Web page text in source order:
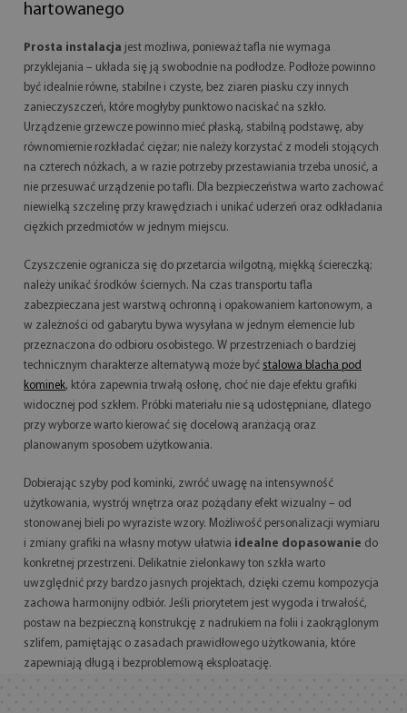
hartowanego
Prosta instalacja jest możliwa, ponieważ tafla nie wymaga
przyklejania – układa się ją swobodnie na podłodze. Podłoże powinno
być idealnie równe, stabilne i czyste, bez ziaren piasku czy innych
zanieczyszczeń, które mogłyby punktowo naciskać na szkło.
Urządzenie grzewcze powinno mieć płaską, stabilną podstawę, aby
równomiernie rozkładać ciężar; nie należy korzystać z modeli stojących
na czterech nóżkach, a w razie potrzeby przestawiania trzeba unosić, a
nie przesuwać urządzenie po tafli. Dla bezpieczeństwa warto zachować
niewielką szczelinę przy krawędziach i unikać uderzeń oraz odkładania
ciężkich przedmiotów w jednym miejscu.
Czyszczenie ogranicza się do przetarcia wilgotną, miękką ściereczką;
należy unikać środków ściernych. Na czas transportu tafla
zabezpieczana jest warstwą ochronną i opakowaniem kartonowym, a
w zależności od gabarytu bywa wysyłana w jednym elemencie lub
przeznaczona do odbioru osobistego. W przestrzeniach o bardziej
technicznym charakterze alternatywą może być stalowa blacha pod
kominek, która zapewnia trwałą osłonę, choć nie daje efektu grafiki
widocznej pod szkłem. Próbki materiału nie są udostępniane, dlatego
przy wyborze warto kierować się docelową aranżacją oraz
planowanym sposobem użytkowania.
Dobierając szyby pod kominki, zwróć uwagę na intensywność
użytkowania, wystrój wnętrza oraz pożądany efekt wizualny – od
stonowanej bieli po wyraziste wzory. Możliwość personalizacji wymiaru
i zmiany grafiki na własny motyw ułatwia idealne dopasowanie do
konkretnej przestrzeni. Delikatnie zielonkawy ton szkła warto
uwzględnić przy bardzo jasnych projektach, dzięki czemu kompozycja
zachowa harmonijny odbiór. Jeśli priorytetem jest wygoda i trwałość,
postaw na bezpieczną konstrukcję z nadrukiem na folii i zaokrąglonym
szlifem, pamiętając o zasadach prawidłowego użytkowania, które
zapewniają długą i bezproblemową eksploatację.